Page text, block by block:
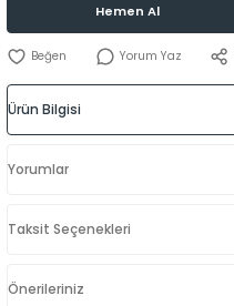
Hemen Al
Yorum Yaz
Ürün Bilgisi
Yorumlar
Taksit Seçenekleri
Önerileriniz